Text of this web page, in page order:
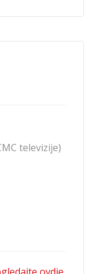
televizije)